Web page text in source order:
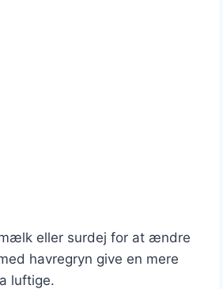
eller surdej for at ændre
havregryn give en mere
luftige.